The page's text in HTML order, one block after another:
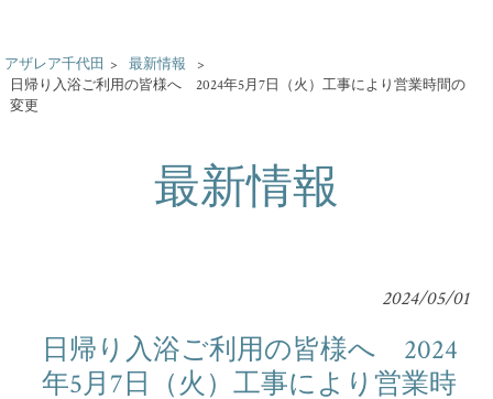
アザレア千代田 > 最新情報
>
日帰り入浴ご利用の皆様へ 2024年5月7日（火）工事により営業時間の
変更
最新情報
2024/05/01
日帰り入浴ご利用の皆様へ 2024
年5月7日（火）工事により営業時